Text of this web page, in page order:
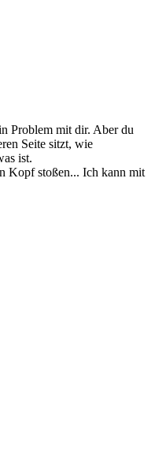
Problem mit dir. Aber du
Seite sitzt, wie
ist.
Kopf stoßen... Ich kann mit